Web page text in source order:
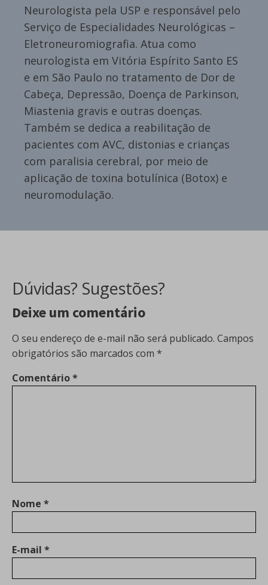
Neurologista pela USP e responsável pelo
Serviço de Especialidades Neurológicas –
Eletroneuromiografia. Atua como
neurologista em Vitória Espírito Santo ES
e em São Paulo no tratamento de Dor de
Cabeça, Depressão, Doença de Parkinson,
Miastenia gravis e outras doenças.
Também se dedica a reabilitação de
pacientes com AVC, distonias e crianças
com paralisia cerebral, por meio de
aplicação de toxina botulínica (Botox) e
neuromodulação.
Dúvidas? Sugestões?
Deixe um comentário
O seu endereço de e-mail não será publicado. Campos
obrigatórios são marcados com *
Comentário*
Nome *
E-mail *